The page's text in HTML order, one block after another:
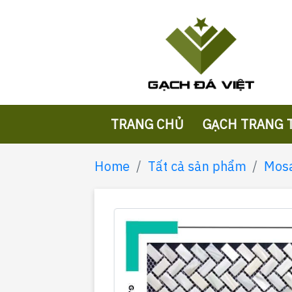
TRANG CHỦ GẠCH TRANG
Home Tất cả sản phẩm